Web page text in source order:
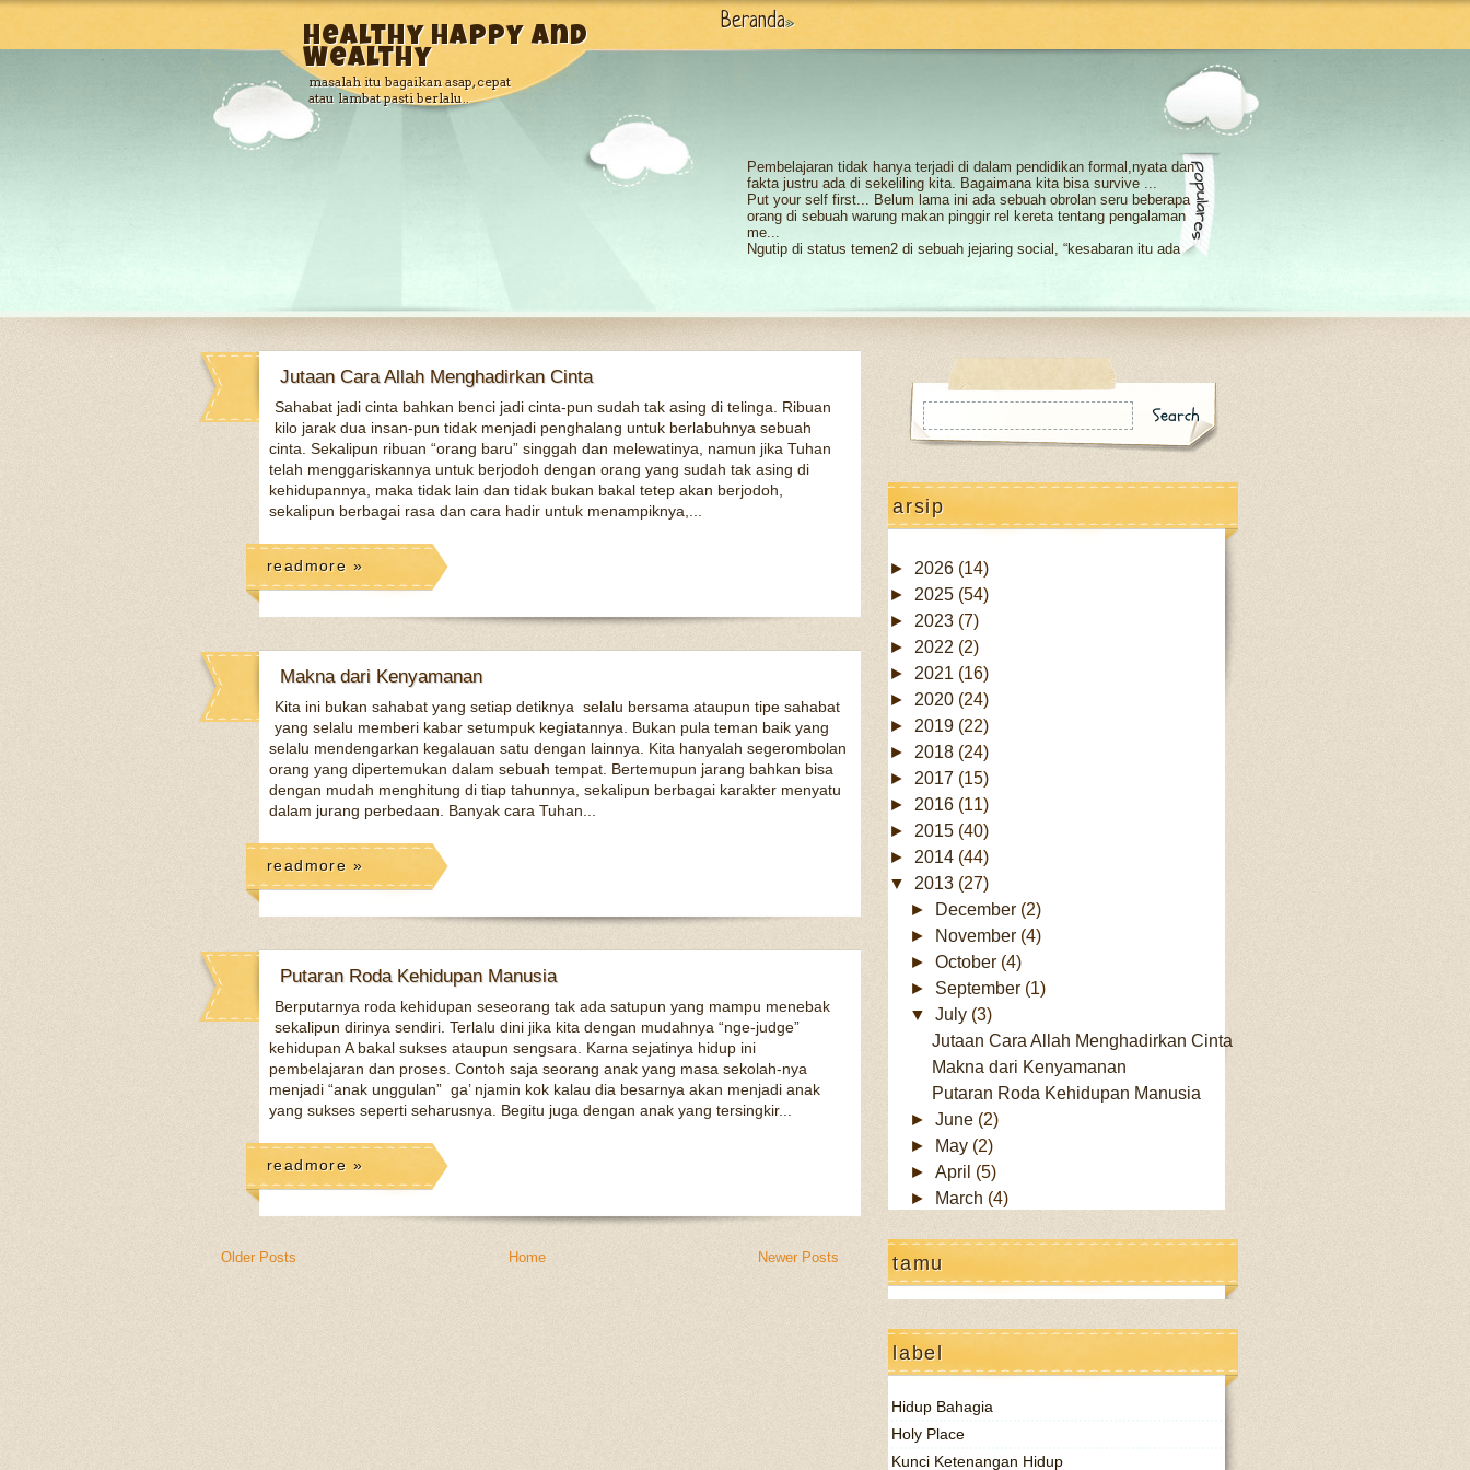
Beranda»
Healthy Happy and
Wealthy
masalah itu bagaikan asap, cepat
atau lambat pasti berlalu..
Pembelajaran tidak hanya terjadi di dalam pendidikan formal,nyata dan
fakta justru ada di sekeliling kita. Bagaimana kita bisa survive ...
Put your self first... Belum lama ini ada sebuah obrolan seru beberapa
orang di sebuah warung makan pinggir rel kereta tentang pengalaman
me...
Ngutip di status temen2 di sebuah jejaring social, “kesabaran itu ada
b...
belajarlah dari alam, bahwa sesuatu yang berlebihan tidaklah baik
Pagi ini, sang mentari tersenyum ceria. Keceriaannyapun
menular dan merasuk ke kalbu berupa smangat tuk lalui
hari dengan indah. D...
Di kehidupan dewasa ini kita dapat belajar "biasa aja" dalam berteman.
Posinya biasa aja ya, tidak usah full effort . Pada dasarny...
Ga ada orang yang tulus kecuali diri sendiri. Stop "bergantung" sama
orang lain. Mereka punya urusan dan kepentingan masing². Jika...
ketika ia dianggap sebagai si paling keren. Iya, keren boleh namun
Pinjem istilah anak gaul jaman sekarang yakni kepo. Kepo?? Ketemu
pocong kah? xixixi.. ternyata usut punya usut kepo tu artinya pingen ...
Jutaan Cara Allah Menghadirkan Cinta
Sahabat jadi cinta bahkan benci jadi cinta-pun sudah tak asing di telinga. Ribuan
kilo jarak dua insan-pun tidak menjadi penghalang untuk berlabuhnya sebuah
cinta. Sekalipun ribuan “orang baru” singgah dan melewatinya, namun jika Tuhan
telah menggariskannya untuk berjodoh dengan orang yang sudah tak asing di
kehidupannya, maka tidak lain dan tidak bukan bakal tetep akan berjodoh,
sekalipun berbagai rasa dan cara hadir untuk menampiknya,...
readmore »
Makna dari Kenyamanan
Kita ini bukan sahabat yang setiap detiknya selalu bersama ataupun tipe sahabat
yang selalu memberi kabar setumpuk kegiatannya. Bukan pula teman baik yang
selalu mendengarkan kegalauan satu dengan lainnya. Kita hanyalah segerombolan
orang yang dipertemukan dalam sebuah tempat. Bertemupun jarang bahkan bisa
dengan mudah menghitung di tiap tahunnya, sekalipun berbagai karakter menyatu
dalam jurang perbedaan. Banyak cara Tuhan...
readmore »
Putaran Roda Kehidupan Manusia
Berputarnya roda kehidupan seseorang tak ada satupun yang mampu menebak
sekalipun dirinya sendiri. Terlalu dini jika kita dengan mudahnya “nge-judge”
kehidupan A bakal sukses ataupun sengsara. Karna sejatinya hidup ini
pembelajaran dan proses. Contoh saja seorang anak yang masa sekolah-nya
menjadi “anak unggulan” ga’ njamin kok kalau dia besarnya akan menjadi anak
yang sukses seperti seharusnya. Begitu juga dengan anak yang tersingkir...
readmore »
Newer Posts
Older Posts Home
arsip
► 2026 (14)
► 2025 (54)
► 2023 (7)
► 2022 (2)
► 2021 (16)
► 2020 (24)
► 2019 (22)
► 2018 (24)
► 2017 (15)
► 2016 (11)
► 2015 (40)
► 2014 (44)
▼ 2013 (27)
►
December (2)
►
November (4)
►October (4)
► September (1)
▼July (3)
Jutaan Cara Allah Menghadirkan Cinta
Makna dari Kenyamanan
Putaran Roda Kehidupan Manusia
►June (2)
►
May (2)
►April (5)
►
March (4)
tamu
label
Hidup Bahagia
Holy Place
Kunci Ketenangan Hidup